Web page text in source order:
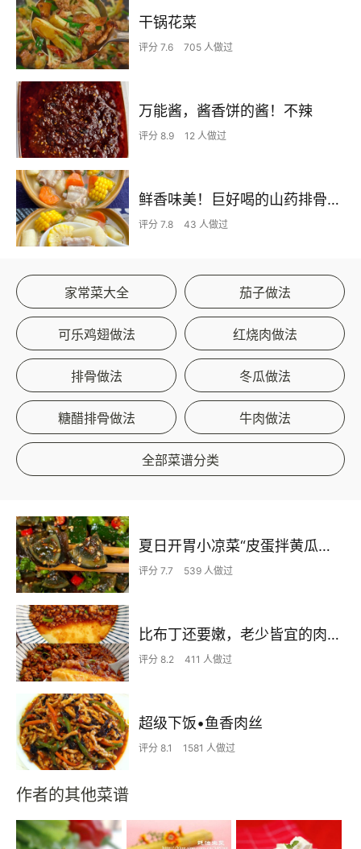
干锅花菜
评分 7.6 705 人做过
万能酱，酱香饼的酱！不辣
评分 8.9 12 人做过
鲜香味美！巨好喝的山药排骨汤！！
评分 7.8 43 人做过
家常菜大全 茄子做法
可乐鸡翅做法 红烧肉做法
排骨做法 冬瓜做法
糖醋排骨做法 牛肉做法
全部菜谱分类
夏日开胃小凉菜“皮蛋拌黄瓜🥒”开胃减脂
评分 7.7 539 人做过
比布丁还要嫩，老少皆宜的肉沫蒸蛋
评分 8.2 411 人做过
超级下饭•鱼香肉丝
评分 8.1 1581 人做过
作者的其他菜谱